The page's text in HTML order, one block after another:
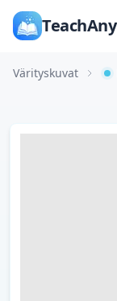
TeachAny
Värityskuvat